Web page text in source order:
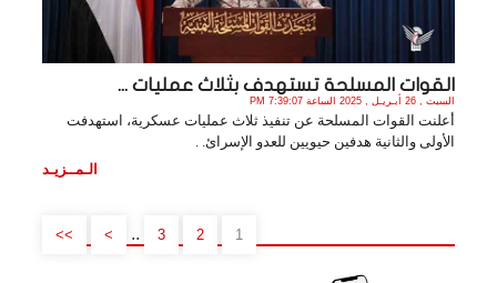
القوات المسلحة تستهدف بثلاث عمليات ...
السبت , 26 أبـريـل , 2025 الساعة 7:39:07 PM
أعلنت القوات المسلحة عن تنفيذ ثلاث عمليات عسكرية، استهدفت
الأولى والثانية هدفين حيويين للعدو الإسرائ. .
الـمــزيـد
1
2
3
..
>
>>